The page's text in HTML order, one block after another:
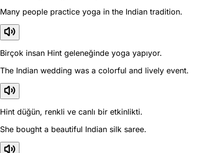
Many people practice yoga in the Indian tradition.
Birçok insan Hint geleneğinde yoga yapıyor.
The Indian wedding was a colorful and lively event.
Hint düğün, renkli ve canlı bir etkinlikti.
She bought a beautiful Indian silk saree.